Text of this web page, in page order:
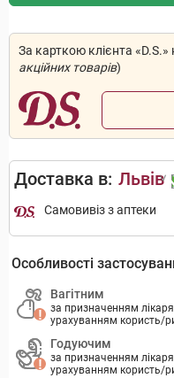
За карткою клієнта
акційних товарів)
Доставка в: Львів
Самовивіз з аптеки
Особливості
Вагітним
за призначенням
урахуванням користь/
Годуючим
за призначенням
урахуванням користь/